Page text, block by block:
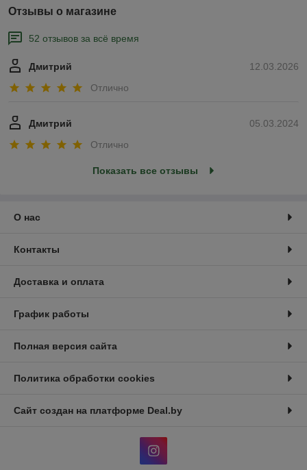
Отзывы о магазине
52 отзывов за всё время
12.03.2026
Дмитрий
Отлично
05.03.2024
Дмитрий
Отлично
Показать все отзывы
О нас
Контакты
Доставка и оплата
График работы
Полная версия сайта
Политика обработки cookies
Сайт создан на платформе Deal.by